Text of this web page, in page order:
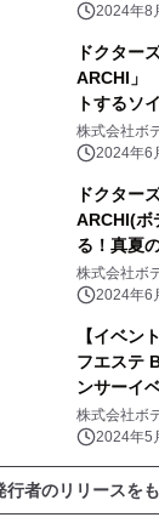
2024年8
ドクター
ARCHI」
トするソ
Woman's
株式会社ボ
2024年6
ドクター
ARCHI(ボ
る！真夏
ーン」を
株式会社ボ
2024年6
【イベン
フエステ
ンサーイ
YELL！
験や人気
を提供
株式会社ボ
2024年5
行者のリリースを